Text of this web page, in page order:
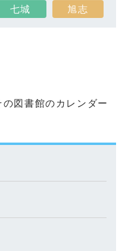
七城 旭志
図書館のカレンダー